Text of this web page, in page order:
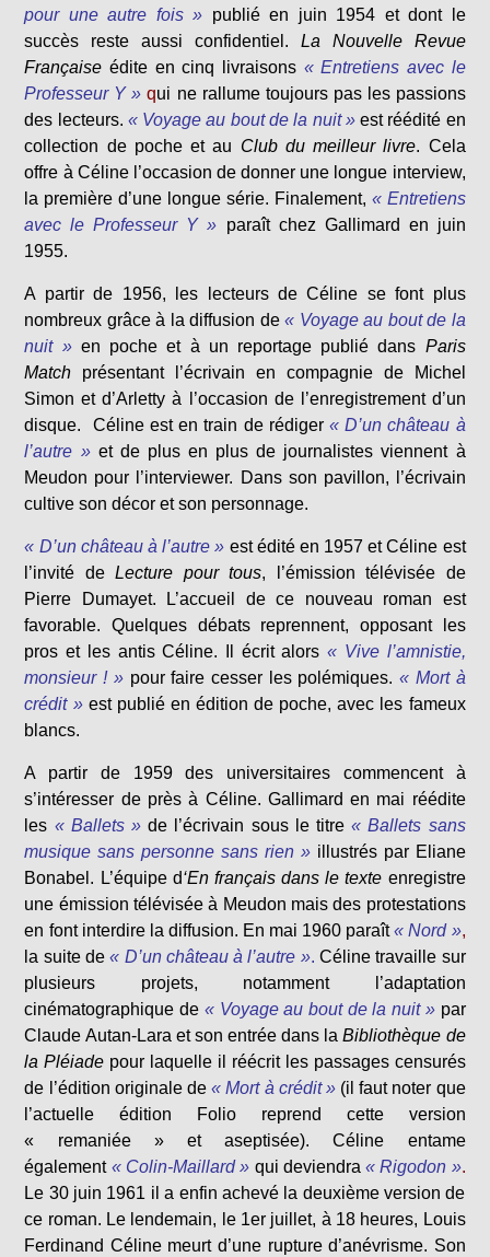
pour une autre fois » publié en juin 1954 et dont le
succès reste aussi confidentiel. La Nouvelle Revue
Française édite en cinq livraisons « Entretiens avec le
Professeur Y » qui ne rallume toujours pas les passions
des lecteurs. « Voyage au bout de la nuit » est réédité en
collection de poche et au Club du meilleur livre. Cela
offre à Céline l’occasion de donner une longue interview,
la première d’une longue série. Finalement, « Entretiens
avec le Professeur Y » paraît chez Gallimard en juin
1955.
A partir de 1956, les lecteurs de Céline se font plus
nombreux grâce à la diffusion de« Voyage au bout de la
nuit » en poche et à un reportage publié dans Paris
Match présentant l’écrivain en compagnie de Michel
Simon et d’Arletty à l’occasion de l’enregistrement d’un
disque. Céline est en train de rédiger « D’un château à
l’autre » et de plus en plus de journalistes viennent à
Meudon pour l’interviewer. Dans son pavillon, l’écrivain
cultive son décor et son personnage.
« D’un château à l’autre » est édité en 1957 et Céline est
l’invité deLecture pour tous, l’émission télévisée de
Pierre Dumayet. L’accueil de ce nouveau roman est
favorable. Quelques débats reprennent, opposant les
pros et les antis Céline. Il écrit alors « Vive l’amnistie,
monsieur ! » pour faire cesser les polémiques. « Mort à
crédit » est publié en édition de poche, avec les fameux
blancs.
A partir de 1959 des universitaires commencent à
s’intéresser de près à Céline. Gallimard en mai réédite
les « Ballets » de l’écrivain sous le titre« Ballets sans
musique sans personne sans rien » illustrés par Eliane
Bonabel. L’équipe d‘En français dans le texte enregistre
une émission télévisée à Meudon mais des protestations
en font interdire la diffusion. En mai 1960 paraît« Nord »,
la suite de « D’un château à l’autre ». Céline travaille sur
plusieurs projets, notamment l’adaptation
cinématographique de « Voyage au bout de la nuit » par
Claude Autan-Lara et son entrée dans laBibliothèque de
la Pléiade pour laquelle il réécrit les passages censurés
de l’édition originale de « Mort à crédit » (il faut noter que
l’actuelle édition Folio reprend cette version
« remaniée » et aseptisée). Céline entame
également « Colin-Maillard » qui deviendra « Rigodon ».
Le 30 juin 1961 il a enfin achevé la deuxième version de
ce roman. Le lendemain, le 1er juillet, à 18 heures, Louis
Ferdinand Céline meurt d’une rupture d’anévrisme. Son